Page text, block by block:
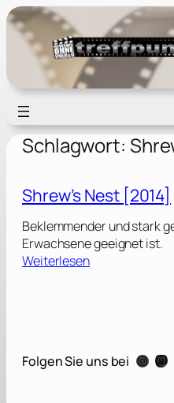
Zum
Inhalt
springen
Schlagwort:
Shrew’s Nest [2014]
Beklemmender und stark
Erwachsene geeignet ist.
Weiterlesen:
’
Folgen Sie uns bei Instagram Mastodon